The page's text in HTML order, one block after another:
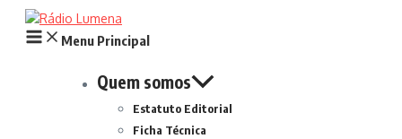
Menu Principal
Quem somos
Estatuto Editorial
Ficha Técnica